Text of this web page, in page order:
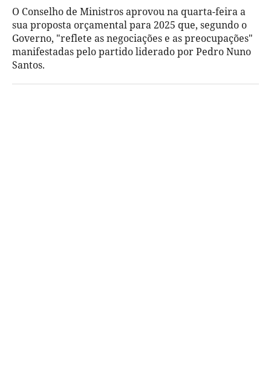
O Conselho de Ministros aprovou na quarta-feira a
sua proposta orçamental para 2025 que, segundo o
Governo, "reflete as negociações e as preocupações"
manifestadas pelo partido liderado por Pedro Nuno
Santos.